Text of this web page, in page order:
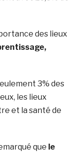
des lieux
3% des
les lieux
et la santé de
que le